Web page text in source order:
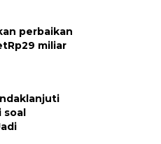
perbaikan
miliar
soal